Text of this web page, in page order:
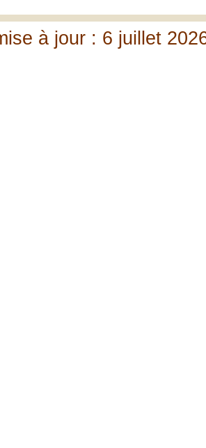
à jour : 6 juillet